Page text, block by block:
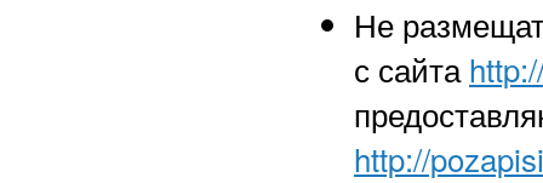
Не
с сайта
http://